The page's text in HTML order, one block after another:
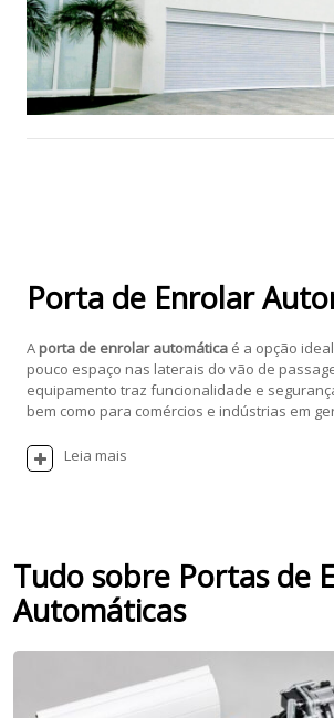
Porta de Enrolar
A porta de enrolar automáticaé a opção
pouco espaço nas laterais do vão de
equipamento traz funcionalidade e
bem como para comércios e indústrias em
Leia mais
Tudo sobre Portas de
Automáticas